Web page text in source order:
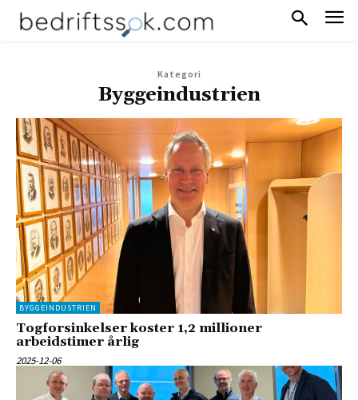
Kategori
Byggeindustrien
BYGGEINDUSTRIEN
Togforsinkelser koster 1,2 millioner
arbeidstimer årlig
2025-12-06